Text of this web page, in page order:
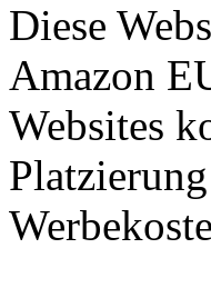
Diese
Amazon
Websites